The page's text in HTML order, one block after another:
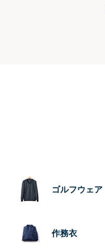
ゴルフウェア
作務衣